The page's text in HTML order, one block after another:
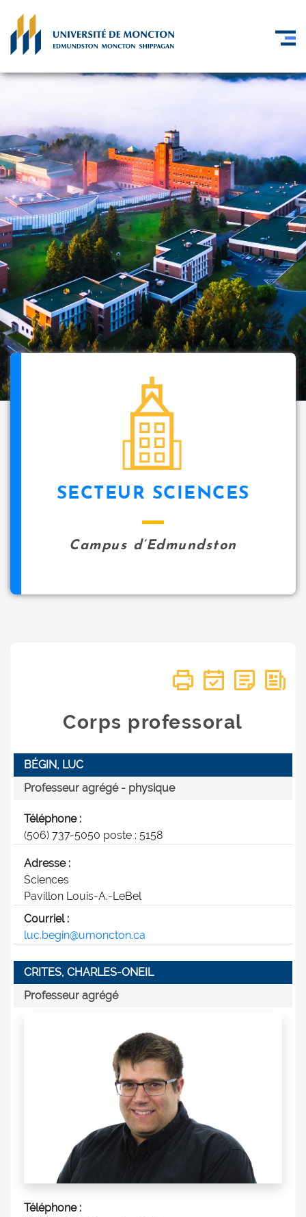
SECTEUR SCIENCES
Campus d’Edmundston
Corps professoral
BÉGIN, LUC
Professeur agrégé - physique
Téléphone :
(506) 737-5050 poste : 5158
Adresse :
Sciences
Pavillon Louis-A.-LeBel
Courriel :
luc.begin@umoncton.ca
CRITES, CHARLES-ONEIL
Professeur agrégé
Téléphone :